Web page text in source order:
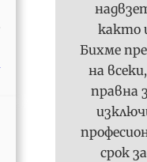
както
Бихме
на
правна
срок